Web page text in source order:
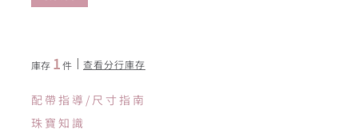
庫存 1件 查看分行庫存
配帶指導/尺寸指南
珠寶知識